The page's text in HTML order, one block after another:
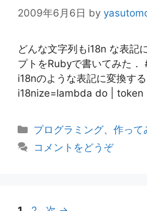
2009年6月6日 by
どんな文字列もi18n な表記
プトをRubyで書いてみた
i18nのような表記に変換す
i18nize=lambda do |
カ
テ
プログラミング、作って
コメントをどうぞ